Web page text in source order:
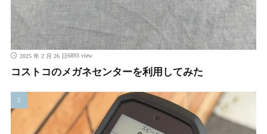
2025 年 2 月 26 日6893 view
コストコのメガネセンターを利用してみた